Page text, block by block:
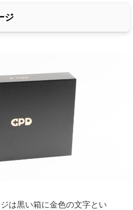
ジ
は黒い箱に金色の文字とい